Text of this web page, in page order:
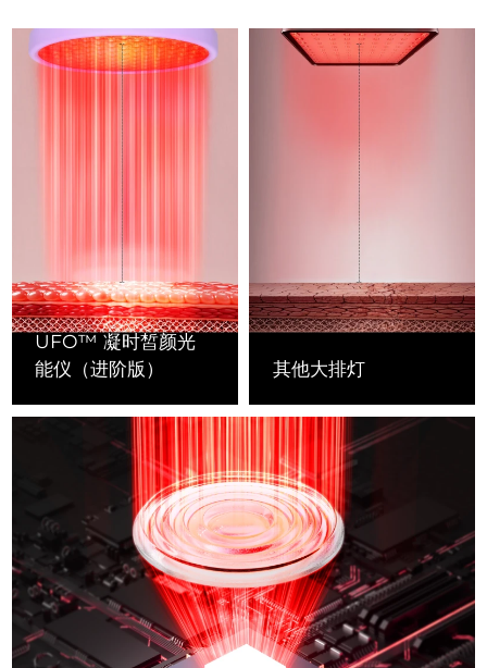
UFO™ 凝时皙颜光
能仪（进阶版）
其他大排灯
For young skin, T-zone
LUNA™ 护肤
Premium cleansers & balm
LUNA™ 设备
All facial cleansing devices
Premium anti-aging skincare
UFO™ 3 mini
Red light therapy device for young skin
面膜
Rejuvenation & hydration
UFO™ 设备
All deep facial hydration devices
issa™ 4 smile
Hybrid silicone sonic toothbrush
issa™ Teeth Whitening Set
Dual LED + sonic device & 18% PAP gel
ISSA™ 设备
Clinical anti-aging
Advanced clinical anti-aging
FAQ™ 103
Luxurious clinical anti-aging set
FAQ™ P1 Primer
Manuka honey primer
FAQ™护肤品
All FAQ™ skincare
FAQ™产品
All anti-aging treatments
LED mask
FAQ™ 211
Anti-aging neck & décolleté LED mask
FAQ™ 221
Anti-aging LED hand mask
FAQ™护肤品
All FAQ™ skincare
FAQ™产品
All LED treatments
LED hair strengthening scalp massager
FAQ™ Scalp Serum
Scalp recovery probiotic serum
FAQ™护肤品
FAQ™产品
All hair treatments
NEW
Full-Spectrum Red Light Therapy
FAQ™ 502
Full-Spectrum Red Light Therapy
FAQ™ Red Light Serum
FAQ™ skincare
All FAQ™ skincare
FAQ™ products
All toning treatments
专业治疗
PEACH™ 2 Pro Max
Professional IPL hair removal device
PEACH™ 2
IPL hair removal
身体护理
BEAR™ 2 body
Microcurrent body toning
LUNA™ 4 body
Massaging body brush
痘肌护理
ESPADA™ 2 plus
Recurring acne LED therapy
眼部护理
BEAR™ 2 eyes & lips
Microcurrent line smoothing device
哥伦比亚 预计送达日期8/12/26
预计送达日期
预计送达日期
预计送达日期
预计送达日期
爱沙尼亚 预计送达日期8/8/26
芬兰 预计送达日期
预计送达日期
法属波利尼西亚 预计送达日期
德国 预计送达日期
直布罗陀 预计送达日期8/12/26
希腊 预计送达日期8/8/26